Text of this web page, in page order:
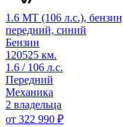
1.6 MT (106 л.с.),
передний, синий
Бензин
120525 км.
1.6 / 106 л.с.
Передний
Механика
2 владельца
от 322 990 ₽